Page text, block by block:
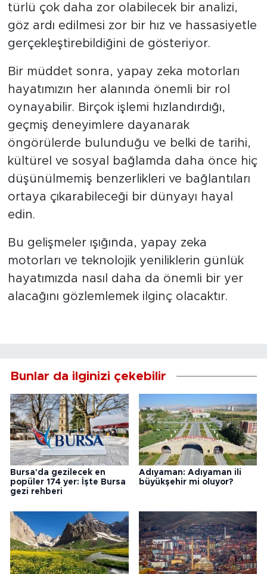
türlü çok daha zor olabilecek bir analizi,
göz ardı edilmesi zor bir hız ve hassasiyetle
gerçekleştirebildiğini de gösteriyor.
Bir müddet sonra, yapay zeka motorları
hayatımızın her alanında önemli bir rol
oynayabilir. Birçok işlemi hızlandırdığı,
geçmiş deneyimlere dayanarak
öngörülerde bulunduğu ve belki de tarihi,
kültürel ve sosyal bağlamda daha önce hiç
düşünülmemiş benzerlikleri ve bağlantıları
ortaya çıkarabileceği bir dünyayı hayal
edin.
Bu gelişmeler ışığında, yapay zeka
motorları ve teknolojik yeniliklerin günlük
hayatımızda nasıl daha da önemli bir yer
alacağını gözlemlemek ilginç olacaktır.
Bunlar da ilginizi çekebilir
Bursa'da gezilecek en
popüler 174 yer: İşte Bursa
gezi rehberi
Adıyaman: Adıyaman ili
büyükşehir mi oluyor?